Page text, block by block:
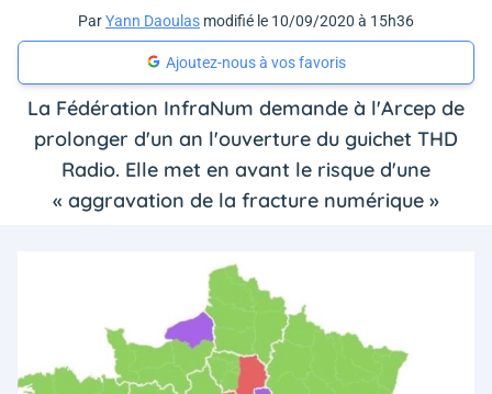
ParYann Daoulas modifié le 10/09/2020 à 15h36
Ajoutez-nous à vos favoris
La Fédération InfraNum demande à l'Arcep de
prolonger d'un an l'ouverture du guichet THD
Radio. Elle met en avant le risque d'une
« aggravation de la fracture numérique »